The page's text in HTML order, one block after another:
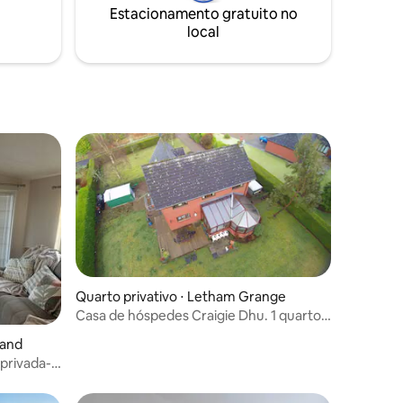
minutos. Newcastle também é
facilmente acessível em 20 minutos de
Estacionamento gratuito no
local
Quarto privativo ⋅ Letham Grange
Casa de hóspedes Craigie Dhu. 1 quarto